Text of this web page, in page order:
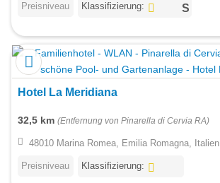
Preisniveau Klassifizierung:
Hotel La Meridiana
32,5 km (Entfernung von Pinarella di Cervia RA)
48010 Marina Romea, Emilia Romagna, Italien
Preisniveau Klassifizierung: